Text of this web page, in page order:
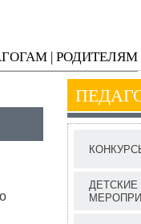
| РОДИТЕЛЯМ